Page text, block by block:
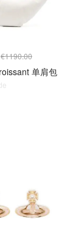
€1190.00
单肩包